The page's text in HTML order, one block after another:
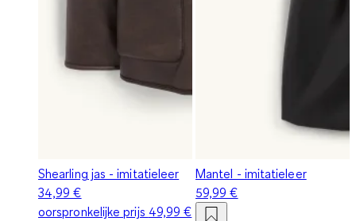
Shearling jas - imitatieleer
34,99 €
oorspronkelijke prijs 49,99 €
Mantel - imitatieleer
59,99 €